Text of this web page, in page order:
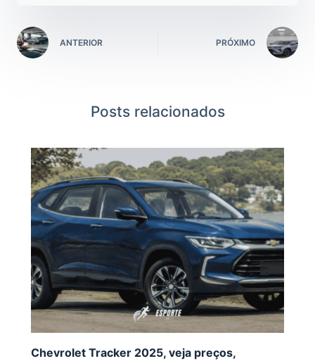
ANTERIOR PRÓXIMO
Posts relacionados
Chevrolet Tracker 2025, veja preços,